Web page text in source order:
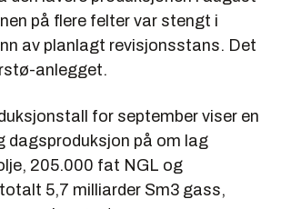
på flere felter var stengt i
av planlagt revisjonsstans. Det
anlegget.
for september viser en
dagsproduksjon på om lag
205.000 fat NGL og
5,7 milliarder Sm3 gass,